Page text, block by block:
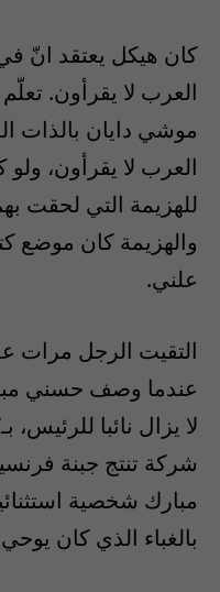
كان هيكل يعتقد انّ
العرب لا يقرأون.
العرب لا يقرأون، ولو
للهزيمة التي لحقت
والهزيمة كان موضع
علني.
التقيت الرجل مرات
لا يزال نائبا للرئيس،
شركة تنتج جبنة
مبارك شخصية
بالغباء الذي كان